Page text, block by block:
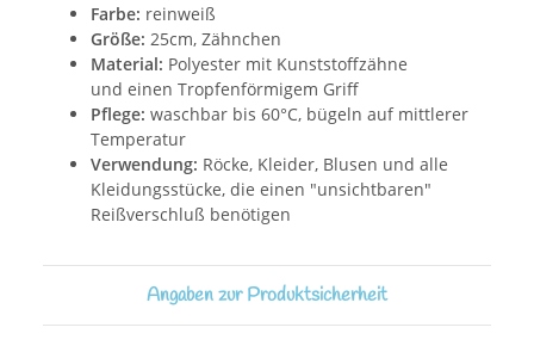
Farbe: reinweiß
Größe: 25cm, Zähnchen
Material: Polyester mit Kunststoffzähne
und einen Tropfenförmigem Griff
Pflege: waschbar bis 60°C, bügeln auf mittlerer
Temperatur
Verwendung: Röcke, Kleider, Blusen und alle
Kleidungsstücke, die einen "unsichtbaren"
Reißverschluß benötigen
Angaben zur Produktsicherheit